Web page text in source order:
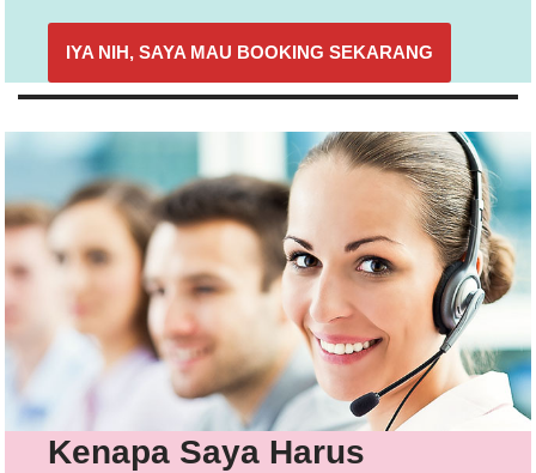
IYA NIH, SAYA MAU BOOKING SEKARANG
Kenapa Saya Harus